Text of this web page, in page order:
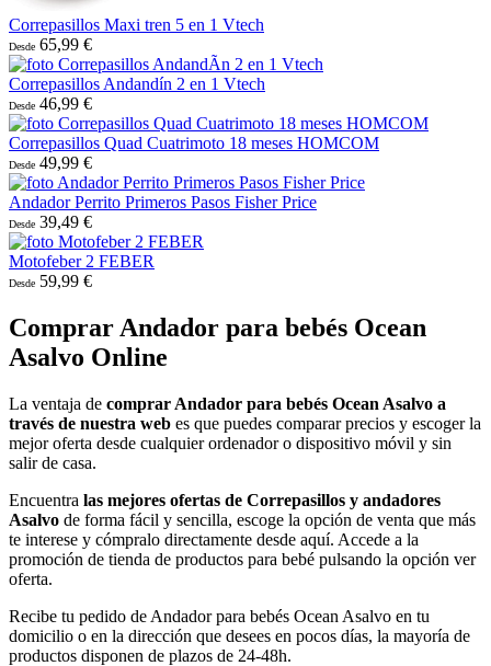
Correpasillos Maxi tren 5 en 1 Vtech
Desde 65,99 €
Correpasillos Andandín 2 en 1 Vtech
Desde 46,99 €
Correpasillos Quad Cuatrimoto 18 meses HOMCOM
Desde 49,99 €
Andador Perrito Primeros Pasos Fisher Price
Desde 39,49 €
Motofeber 2 FEBER
Desde 59,99 €
Comprar Andador para bebés Ocean
Asalvo Online
La ventaja de comprar Andador para bebés Ocean Asalvo a
través de nuestra web es que puedes comparar precios y escoger la
mejor oferta desde cualquier ordenador o dispositivo móvil y sin
salir de casa.
Encuentra las mejores ofertas de Correpasillos y andadores
Asalvo de forma fácil y sencilla, escoge la opción de venta que más
te interese y cómpralo directamente desde aquí. Accede a la
promoción de tienda de productos para bebé pulsando la opción ver
oferta.
Recibe tu pedido de Andador para bebés Ocean Asalvo en tu
domicilio o en la dirección que desees en pocos días, la mayoría de
productos disponen de plazos de 24-48h.